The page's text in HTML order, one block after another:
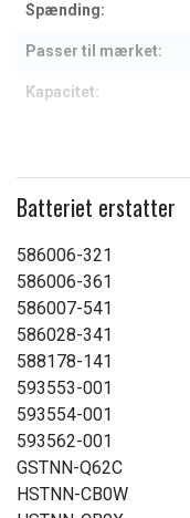
Spænding:
Passer til mærket:
Kapacitet:
Batteriet erstatter
586006-321
586006-361
586007-541
586028-341
588178-141
593553-001
593554-001
593562-001
GSTNN-Q62C
HSTNN-CB0W